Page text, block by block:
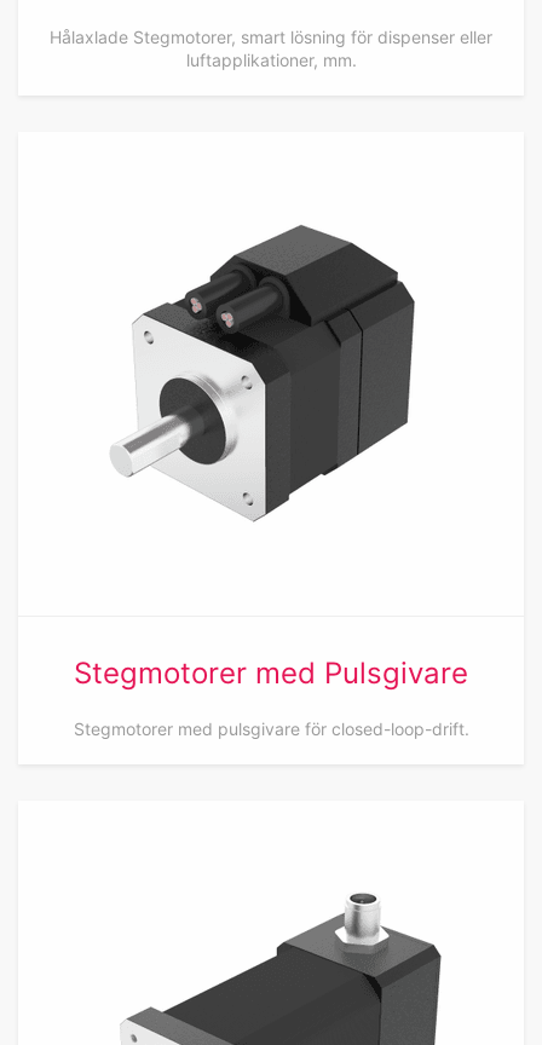
Hålaxlade Stegmotorer, smart lösning för dispenser eller
luftapplikationer, mm.
Stegmotorer med Pulsgivare
Stegmotorer med pulsgivare för closed-loop-drift.